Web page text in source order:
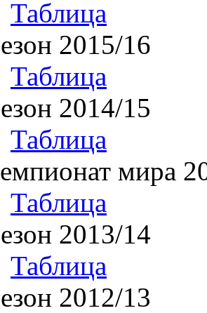
Таблица
2015/16
Таблица
2014/15
Таблица
мира
Таблица
2013/14
Таблица
2012/13